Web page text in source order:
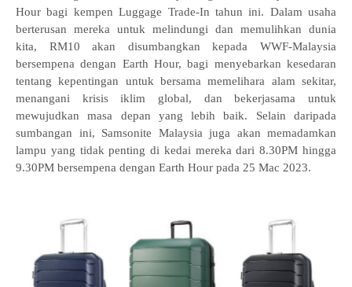
Hour bagi kempen Luggage Trade-In tahun ini. Dalam usaha
berterusan mereka untuk melindungi dan memulihkan dunia
kita, RM10 akan disumbangkan kepada WWF-Malaysia
bersempena dengan Earth Hour, bagi menyebarkan kesedaran
tentang kepentingan untuk bersama memelihara alam sekitar,
menangani krisis iklim global, dan bekerjasama untuk
mewujudkan masa depan yang lebih baik. Selain daripada
sumbangan ini, Samsonite Malaysia juga akan memadamkan
lampu yang tidak penting di kedai mereka dari 8.30PM hingga
9.30PM bersempena dengan Earth Hour pada 25 Mac 2023.